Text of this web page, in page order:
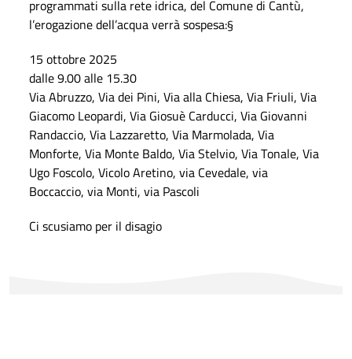
programmati sulla rete idrica, del Comune di Cantù,
l’erogazione dell’acqua verrà sospesa:§
15 ottobre 2025
dalle 9.00 alle 15.30
Via Abruzzo, Via dei Pini, Via alla Chiesa, Via Friuli, Via
Giacomo Leopardi, Via Giosuè Carducci, Via Giovanni
Randaccio, Via Lazzaretto, Via Marmolada, Via
Monforte, Via Monte Baldo, Via Stelvio, Via Tonale, Via
Ugo Foscolo, Vicolo Aretino, via Cevedale, via
Boccaccio, via Monti, via Pascoli
Ci scusiamo per il disagio